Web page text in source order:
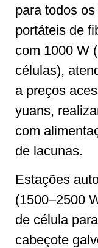
para todos
portáteis de
com 1000 W
células),
a preços
yuans,
com
de lacunas.
Estações
(1500–2500
de célula
cabeçote